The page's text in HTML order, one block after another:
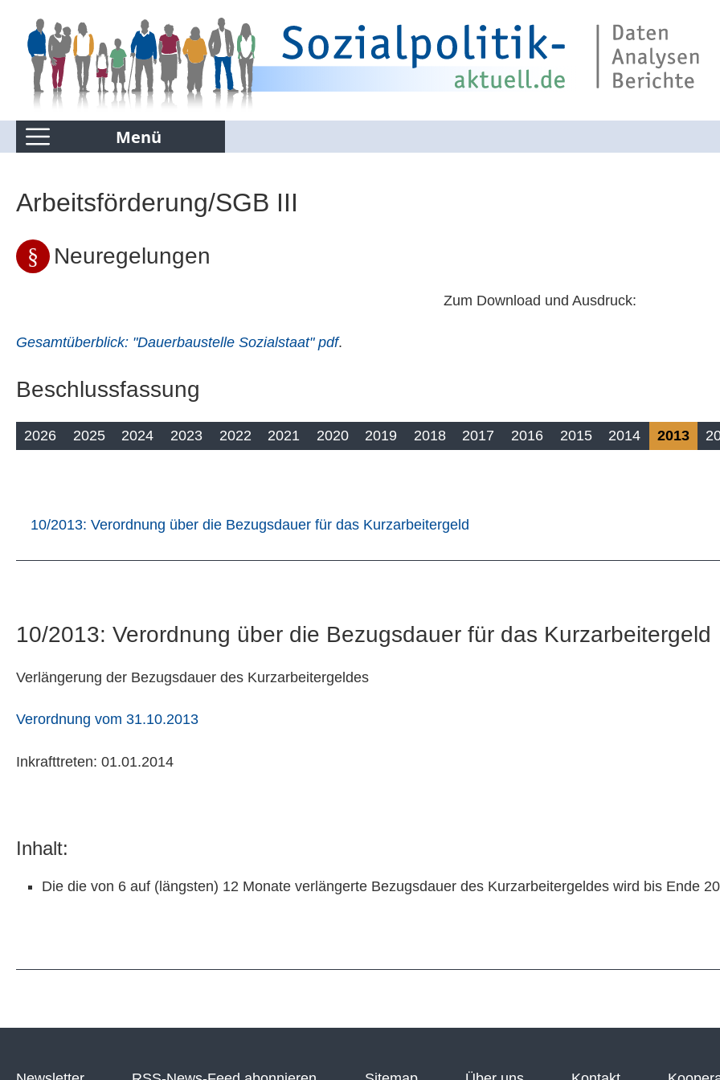
Menü
Kommentierte Infografiken
Suchen nur in Kommentierte Infografiken
Arbeitsförderung/SGB III
Neuregelungen
Zum Download und Ausdruck:
Gesamtüberblick: "Dauerbaustelle Sozialstaat" pdf.
Beschlussfassung
2026 2025 2024 2023 2022 2021 2020 2019 2018 2017 2016 2015 2014 2013
10/2013: Verordnung über die Bezugsdauer für das Kurzarbeitergeld
10/2013: Verordnung über die Bezugsdauer für das Kurzarbeitergeld
Verlängerung der Bezugsdauer des Kurzarbeitergeldes
Verordnung vom 31.10.2013
Inkrafttreten: 01.01.2014
Inhalt:
Die die von 6 auf (längsten) 12 Monate verlängerte Bezugsdauer des Kurzarbeitergeldes wird bis Ende